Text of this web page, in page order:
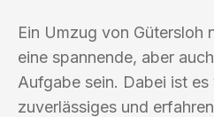
Ein Umzug von Gütersloh
eine spannende, aber
Aufgabe sein. Dabei ist
zuverlässiges und